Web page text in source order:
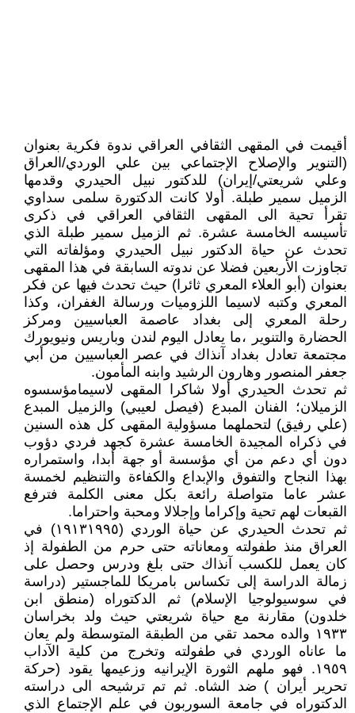
أقيمت في المقهى الثقافي العراقي ندوة فكرية بعنوان
(التنوير والإصلاح الإجتماعي بين علي الوردي/العراق
وعلي شريعتي/إيران) للدكتور نبيل الحيدري وقدمها
الزميل سمير طبلة. أولا كانت الدكتورة سلمى سداوي
تقرأ تحية الى المقهى الثقافي العراقي في ذكرى
تأسيسه الخامسة عشرة. ثم الزميل سمير طبلة الذي
تحدث عن حياة الدكتور نبيل الحيدري ومؤلفاته التي
تجاوزت الأربعين فضلا عن ندوته السابقة في هذا المقهى
بعنوان (أبو العلاء المعري ثائرا) حيث تحدث فيها عن فكر
المعري وكتبه لاسيما اللزوميات ورسالة الغفران، وكذا
رحلة المعري إلى بغداد عاصمة العباسيين ومركز
الحضارة والتنوير ،ما يعادل اليوم لندن وباريس ونيويورك
مجتمعة تعادل بغداد آنذاك في عصر العباسيين من أبي
جعفر المنصور وهارون الرشيد وابنه المأمون.
ثم تحدث الحيدري أولا شاكرا المقهى لاسيمامؤسسوه
الزميلان؛ الفنان المبدع (فيصل لعيبي) والزميل المبدع
(علي رفيق) لتحملهما مسؤولية المقهى كل هذه السنين
في ذكراه المجيدة الخامسة عشرة كجهد فردي دؤوب
دون أي دعم من أي مؤسسة أو جهة أبدا، واستمراره
بهذا النجاح والتفوق والإبداع والكفاءة والتنظيم لخمسة
عشر عاما متواصلة رائعة بكل معنى الكلمة فترفع
القبعات لهم تحية وإكراما وإجلالا ومحبة واحتراما.
ثم تحدث الحيدري عن حياة الوردي (١٩١٣١٩٩٥) في
العراق منذ طفولته ومعاناته حتى حرم من الطفولة إذ
كان يعمل للكسب آنذاك حتى بلغ ودرس وحصل على
زمالة الدراسة إلى تكساس بامريكا للماجستير (دراسة
في سوسيولوجيا الإسلام) ثم الدكتوراه (منطق ابن
خلدون) مقارنة مع حياة شريعتي حيث ولد بخراسان
١٩٣٣ والده محمد تقي من الطبقة المتوسطة ولم يعان
ما عاناه الوردي في طفولته وتخرج من كلية الآداب
١٩٥٩. فهو ملهم الثورة الإيرانيه وزعيمها يقود (حركة
تحرير أيران ) ضد الشاه. ثم تم ترشيحه الى دراسته
الدكتوراه في جامعة السوربون في علم الإجتماع الذي